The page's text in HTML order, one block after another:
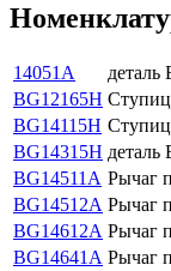
14051A
BG12165H
BG14115H
BG14315H
BG14511A Рычаг
BG14512A Рычаг
BG14612A Рычаг
BG14641A Рычаг